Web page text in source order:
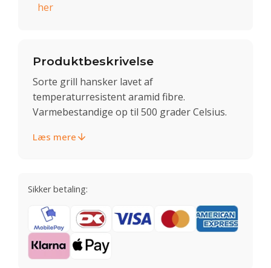
her
Produktbeskrivelse
Sorte grill hansker lavet af
temperaturresistent aramid fibre.
Varmebestandige op til 500 grader Celsius.
Læs mere
Sikker betaling: